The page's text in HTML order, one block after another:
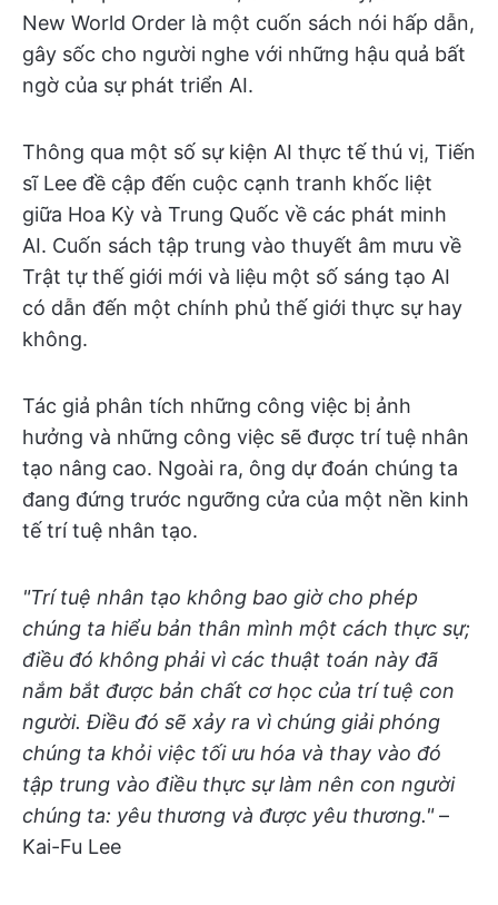
New World Order là một cuốn sách nói hấp dẫn,
gây sốc cho người nghe với những hậu quả bất
ngờ của sự phát triển AI.
Thông qua một số sự kiện AI thực tế thú vị, Tiến
sĩ Lee đề cập đến cuộc cạnh tranh khốc liệt
giữa Hoa Kỳ và Trung Quốc về các phát minh
AI. Cuốn sách tập trung vào thuyết âm mưu về
Trật tự thế giới mới và liệu một số sáng tạo AI
có dẫn đến một chính phủ thế giới thực sự hay
không.
Tác giả phân tích những công việc bị ảnh
hưởng và những công việc sẽ được trí tuệ nhân
tạo nâng cao. Ngoài ra, ông dự đoán chúng ta
đang đứng trước ngưỡng cửa của một nền kinh
tế trí tuệ nhân tạo.
"Trí tuệ nhân tạo không bao giờ cho phép
chúng ta hiểu bản thân mình một cách thực sự;
điều đó không phải vì các thuật toán này đã
nắm bắt được bản chất cơ học của trí tuệ con
người. Điều đó sẽ xảy ra vì chúng giải phóng
chúng ta khỏi việc tối ưu hóa và thay vào đó
tập trung vào điều thực sự làm nên con người
chúng ta: yêu thương và được yêu thương."–
Kai-Fu Lee